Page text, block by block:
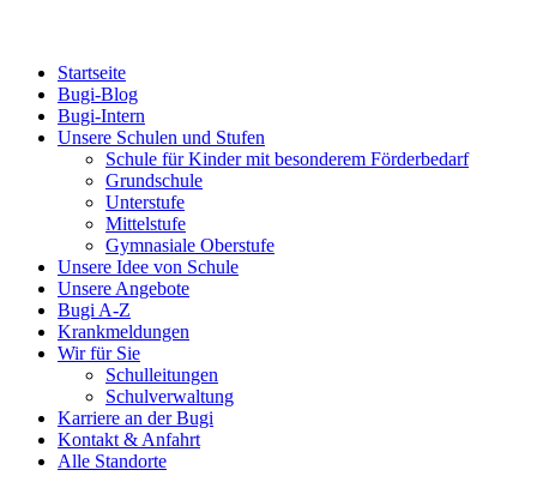
Startseite
Bugi-Blog
Bugi-Intern
Unsere Schulen und Stufen
Schule für Kinder mit besonderem Förderbedarf
Grundschule
Unterstufe
Mittelstufe
Gymnasiale Oberstufe
Unsere Idee von Schule
Unsere Angebote
Bugi A-Z
Krankmeldungen
Wir für Sie
Schulleitungen
Schulverwaltung
Karriere an der Bugi
Kontakt & Anfahrt
Alle Standorte